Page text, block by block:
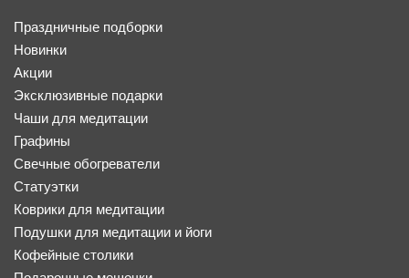
Праздничные подборки
Новинки
Акции
Эксклюзивные подарки
Чаши для медитации
Графины
Свечные обогреватели
Статуэтки
Коврики для медитации
Подушки для медитации и йоги
Кофейные столики